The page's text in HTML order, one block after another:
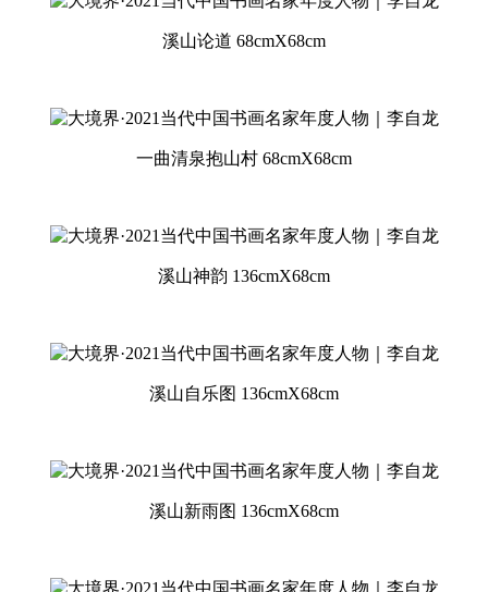
溪山论道 68cmX68cm
一曲清泉抱山村 68cmX68cm
溪山神韵 136cmX68cm
溪山自乐图 136cmX68cm
溪山新雨图 136cmX68cm